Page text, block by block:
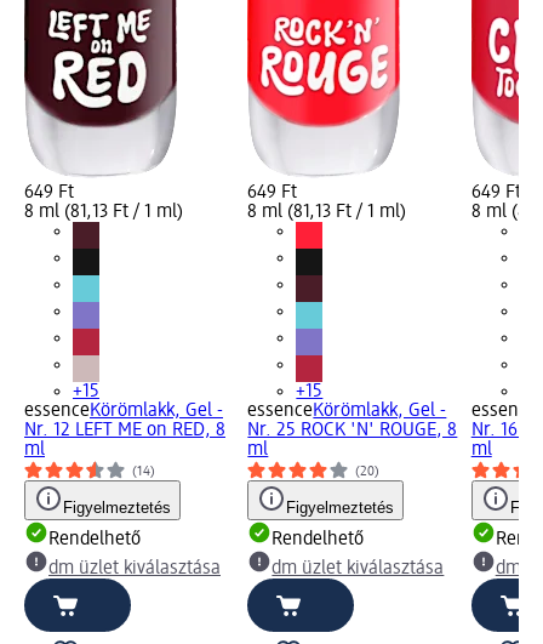
649 Ft
8 ml (81,13 Ft / 1 ml)
+15
essenceKörömlakk, Gel -
Nr. 12 LEFT ME on RED, 8
ml
(14)
Figyelmeztetés
Rendelhető
dm üzlet kiválasztása
649 Ft
8 ml (81,13 Ft / 1 ml)
+15
essenceKörömlakk, Gel -
Nr. 25 ROCK 'N' ROUGE, 8
ml
(20)
Figyelmeztetés
Rendelhető
dm üzlet kiválasztása
649 Ft
8 ml
essence
Nr. 16
ml
dm